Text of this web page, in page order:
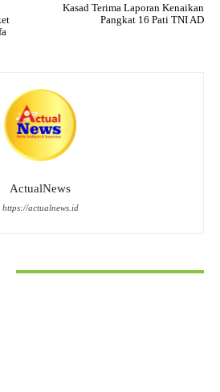
Kasad Terima Laporan Kenaikan
Pangkat 16 Pati TNI AD
ActualNews
https://actualnews.id